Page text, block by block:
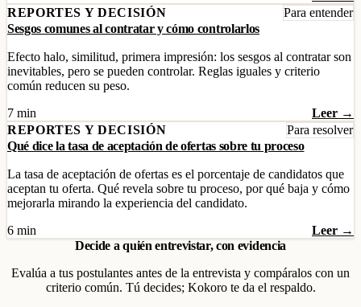
REPORTES Y DECISIÓN
Para entender
Sesgos comunes al contratar y cómo controlarlos
Efecto halo, similitud, primera impresión: los sesgos al contratar son
inevitables, pero se pueden controlar. Reglas iguales y criterio
común reducen su peso.
7 min
Leer →
REPORTES Y DECISIÓN
Para resolver
Qué dice la tasa de aceptación de ofertas sobre tu proceso
La tasa de aceptación de ofertas es el porcentaje de candidatos que
aceptan tu oferta. Qué revela sobre tu proceso, por qué baja y cómo
mejorarla mirando la experiencia del candidato.
6 min
Leer →
Decide a quién entrevistar, con evidencia
Evalúa a tus postulantes antes de la entrevista y compáralos con un
criterio común. Tú decides; Kokoro te da el respaldo.